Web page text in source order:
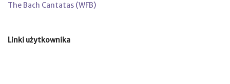
The Bach Cantatas (WFB)
Linki użytkownika